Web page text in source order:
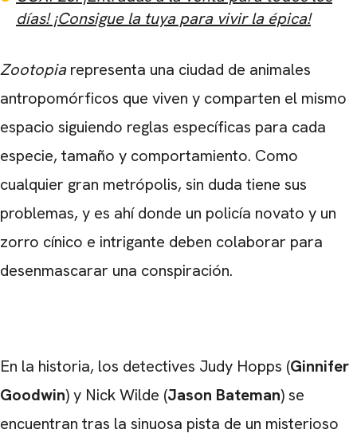
días! ¡Consigue la tuya para vivir la épica!
Zootopiarepresenta una ciudad de animales
antropomórficos que viven y comparten el mismo
espacio siguiendo reglas específicas para cada
especie, tamaño y comportamiento. Como
cualquier gran metrópolis, sin duda tiene sus
problemas, y es ahí donde un policía novato y un
zorro cínico e intrigante deben colaborar para
desenmascarar una conspiración.
En la historia, los detectives Judy Hopps (Ginnifer
Goodwin) y Nick Wilde (Jason Bateman) se
encuentran tras la sinuosa pista de un misterioso
CARREGANDO PUBLICIDADE